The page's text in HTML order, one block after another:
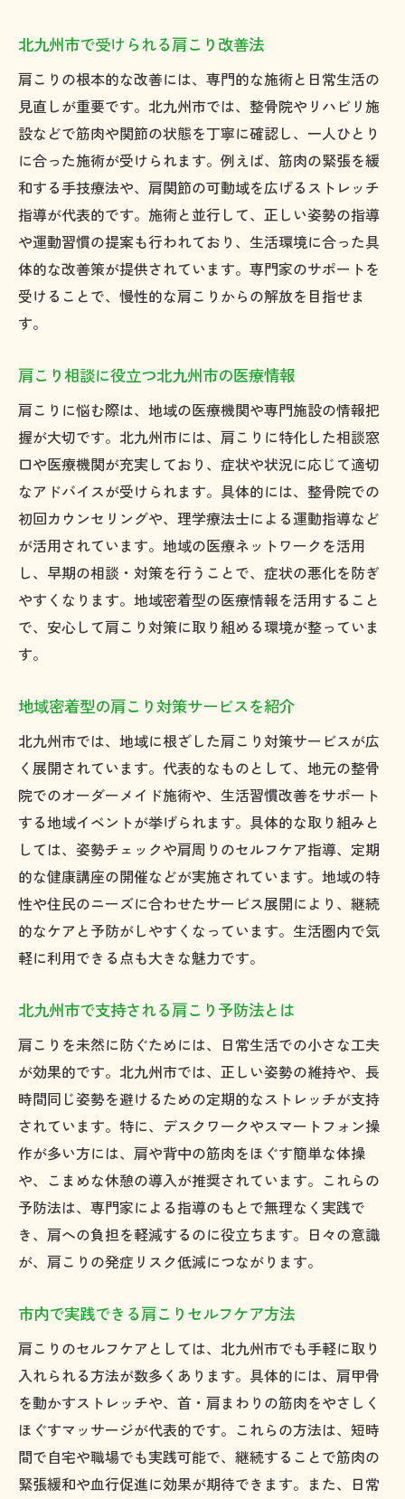
北九州市で受けられる肩こり改善法
肩こりの根本的な改善には、専門的な施術と日常生活の
見直しが重要です。北九州市では、整骨院やリハビリ施
設などで筋肉や関節の状態を丁寧に確認し、一人ひとり
に合った施術が受けられます。例えば、筋肉の緊張を緩
和する手技療法や、肩関節の可動域を広げるストレッチ
指導が代表的です。施術と並行して、正しい姿勢の指導
や運動習慣の提案も行われており、生活環境に合った具
体的な改善策が提供されています。専門家のサポートを
受けることで、慢性的な肩こりからの解放を目指せま
す。
肩こり相談に役立つ北九州市の医療情報
肩こりに悩む際は、地域の医療機関や専門施設の情報把
握が大切です。北九州市には、肩こりに特化した相談窓
口や医療機関が充実しており、症状や状況に応じて適切
なアドバイスが受けられます。具体的には、整骨院での
初回カウンセリングや、理学療法士による運動指導など
が活用されています。地域の医療ネットワークを活用
し、早期の相談・対策を行うことで、症状の悪化を防ぎ
やすくなります。地域密着型の医療情報を活用すること
で、安心して肩こり対策に取り組める環境が整っていま
す。
地域密着型の肩こり対策サービスを紹介
北九州市では、地域に根ざした肩こり対策サービスが広
く展開されています。代表的なものとして、地元の整骨
院でのオーダーメイド施術や、生活習慣改善をサポート
する地域イベントが挙げられます。具体的な取り組みと
しては、姿勢チェックや肩周りのセルフケア指導、定期
的な健康講座の開催などが実施されています。地域の特
性や住民のニーズに合わせたサービス展開により、継続
的なケアと予防がしやすくなっています。生活圏内で気
軽に利用できる点も大きな魅力です。
北九州市で支持される肩こり予防法とは
肩こりを未然に防ぐためには、日常生活での小さな工夫
が効果的です。北九州市では、正しい姿勢の維持や、長
時間同じ姿勢を避けるための定期的なストレッチが支持
されています。特に、デスクワークやスマートフォン操
作が多い方には、肩や背中の筋肉をほぐす簡単な体操
や、こまめな休憩の導入が推奨されています。これらの
予防法は、専門家による指導のもとで無理なく実践で
き、肩への負担を軽減するのに役立ちます。日々の意識
が、肩こりの発症リスク低減につながります。
市内で実践できる肩こりセルフケア方法
肩こりのセルフケアとしては、北九州市でも手軽に取り
入れられる方法が数多くあります。具体的には、肩甲骨
を動かすストレッチや、首・肩まわりの筋肉をやさしく
ほぐすマッサージが代表的です。これらの方法は、短時
間で自宅や職場でも実践可能で、継続することで筋肉の
緊張緩和や血行促進に効果が期待できます。また、日常